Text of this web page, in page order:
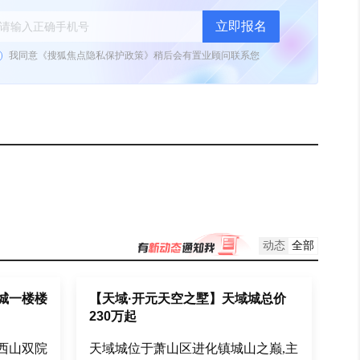
立即报名
我同意《搜狐焦点隐私保护政策》 稍后会有置业顾问联系您
动态 全部
一楼楼
山双院
【天域·开元天空之墅】天域城总价
230万起
天域城位于萧山区进化镇城山之巅,主